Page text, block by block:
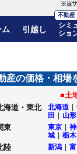
ム 引越し
不動産
シミ
ショ
の価格推移も公開
産の価格・相場
■土
海道・東北
北海道
田
山形
東 東京 神
城
栃木
陸 新潟